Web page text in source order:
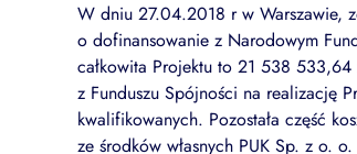
W dniu 27.04.2018 r w Warszawie,
o dofinansowanie z Narodowym
całkowita Projektu to 21 538 533,64
z Funduszu Spójności na realizację
kwalifikowanych. Pozostała część
ze środków własnych PUK Sp. z o.